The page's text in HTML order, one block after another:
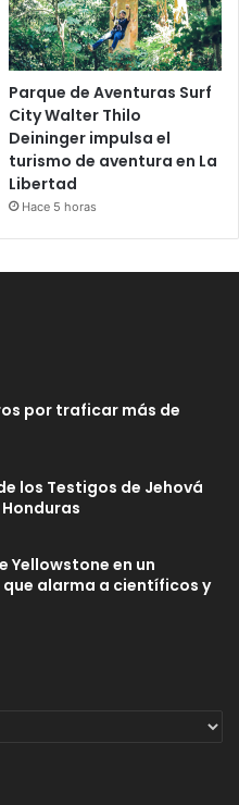
Parque de Aventuras Surf
City Walter Thilo
Deininger impulsa el
turismo de aventura en La
Libertad
Hace 5 horas
por traficar más de
los Testigos de Jehová
Yellowstone en un
alarma a científicos y